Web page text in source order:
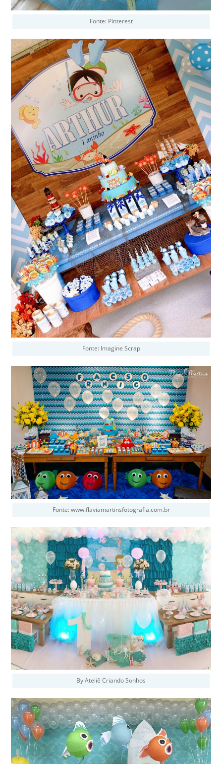
Fonte: Pinterest
Fonte: Imagine Scrap
Fonte: www.flaviamartinsfotografia.com.br
By Ateliê Criando Sonhos